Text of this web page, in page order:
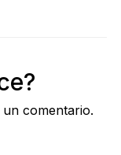
comentario.